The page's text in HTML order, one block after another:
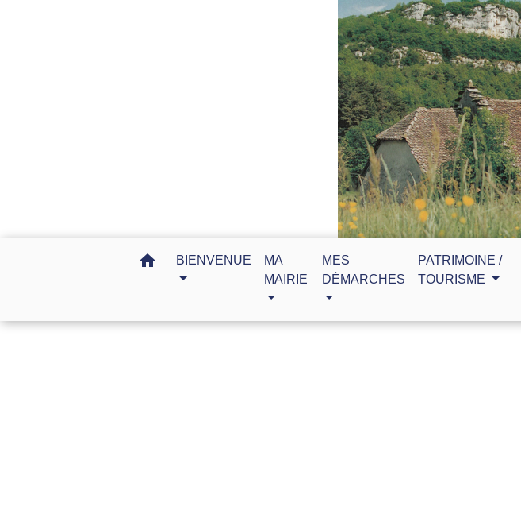
home BIENVENUE
MA
MAIRIE
MES
DÉMARCHES
PATRIMOINE /
TOURISME